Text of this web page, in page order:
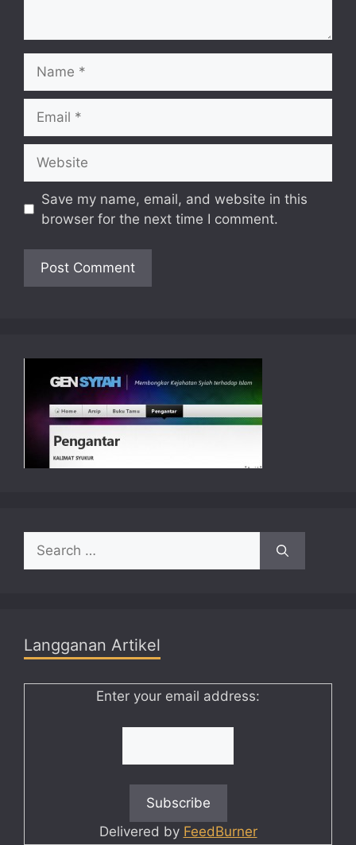
Save my name, email, and website in this
browser for the next time I comment.
Search
for:
Langganan Artikel
Enter your email address:
Delivered by FeedBurner